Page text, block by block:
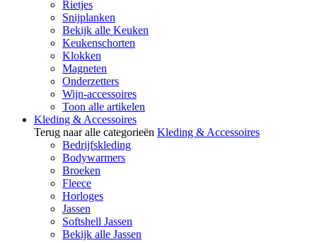
Rietjes
Snijplanken
Bekijk alle Keuken
Keukenschorten
Klokken
Magneten
Onderzetters
Wijn-accessoires
Toon alle artikelen
Kleding & Accessoires
Terug naar alle categorieën Kleding & Accessoires
Bedrijfskleding
Bodywarmers
Broeken
Fleece
Horloges
Jassen
Softshell Jassen
Bekijk alle Jassen